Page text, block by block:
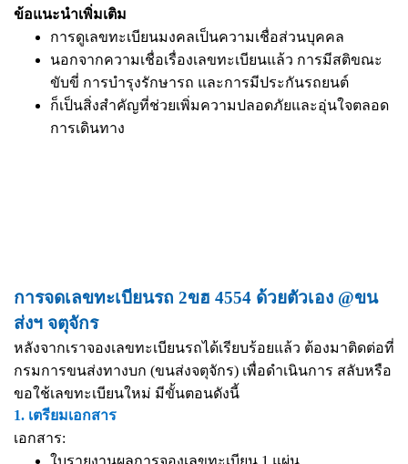
ข้อแนะนำเพิ่มเติม
การดูเลขทะเบียนมงคลเป็นความเชื่อส่วนบุคคล
นอกจากความเชื่อเรื่องเลขทะเบียนแล้ว การมีสติขณะ
ขับขี่ การบำรุงรักษารถ และการมีประกันรถยนต์
ก็เป็นสิ่งสำคัญที่ช่วยเพิ่มความปลอดภัยและอุ่นใจตลอด
การเดินทาง
การจดเลขทะเบียนรถ 2ขฮ 4554 ด้วยตัวเอง @ขน
ส่งฯ จตุจักร
หลังจากเราจองเลขทะเบียนรถได้เรียบร้อยแล้ว ต้องมาติดต่อที่
กรมการขนส่งทางบก (ขนส่งจตุจักร) เพื่อดำเนินการ สลับหรือ
ขอใช้เลขทะเบียนใหม่ มีขั้นตอนดังนี้
1. เตรียมเอกสาร
เอกสาร:
ใบรายงานผลการจองเลขทะเบียน 1 แผ่น